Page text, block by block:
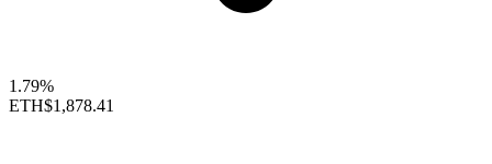
1.79%
ETH$1,878.41